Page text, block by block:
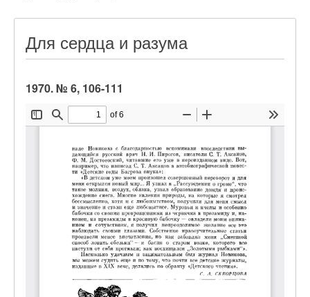
Для сердца и разума
1970. № 6, 106-111